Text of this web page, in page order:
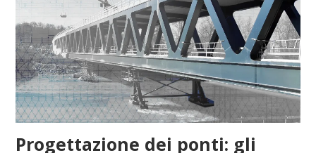
Progettazione dei ponti: gli